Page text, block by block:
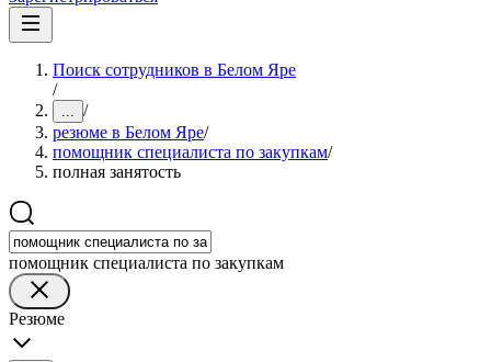
Поиск сотрудников в Белом Яре
/
... /
резюме в Белом Яре/
помощник специалиста по закупкам/
полная занятость
помощник специалиста по закупкам
Резюме